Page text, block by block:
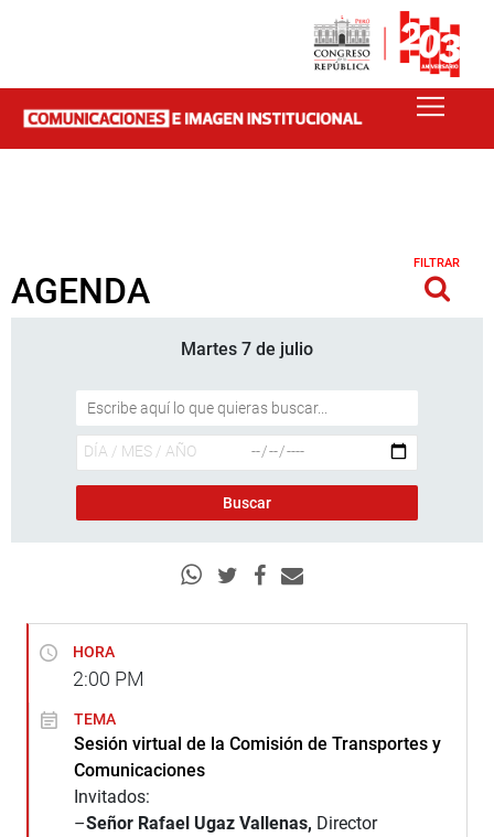
AGENDA
FILTRAR
Martes 7 de julio
HORA
2:00 PM
TEMA
Sesión virtual de la Comisión de Transportes y
Comunicaciones
Invitados:
–Señor Rafael Ugaz Vallenas, Director